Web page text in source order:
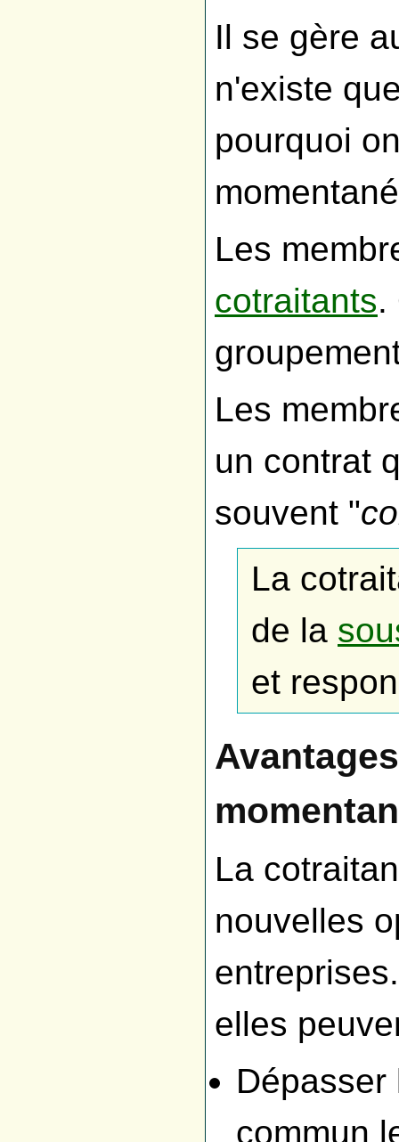
Il se gère
n'existe
pourquoi
Les
cotraitants.
Les
un contrat
souvent "
La
de la
et
La
nouvelles
elles
commun